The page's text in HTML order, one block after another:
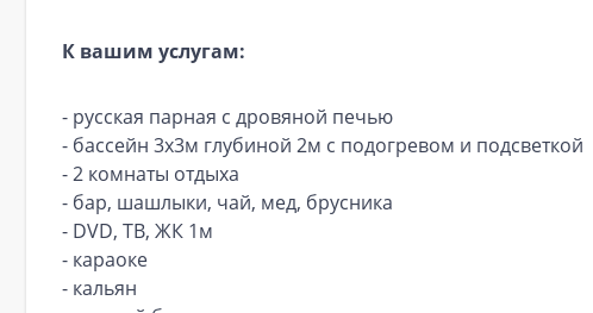
К вашим услугам:
- русская парная с дровяной печью
- бассейн 3х3м глубиной 2м с подогревом и подсветкой
- 2 комнаты отдыха
- бар, шашлыки, чай, мед, брусника
- DVD, ТВ, ЖК 1м
- караоке
- кальян